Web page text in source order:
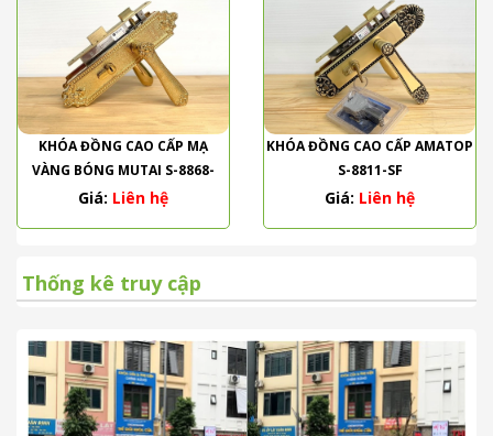
KHÓA ĐỒNG CAO CẤP MẠ
VÀNG BÓNG MUTAI S-8868-
PVD
Giá: Liên hệ
KHÓA ĐỒNG CAO CẤP AMATOP
S-8811-SF
Giá: Liên hệ
Thống kê truy cập